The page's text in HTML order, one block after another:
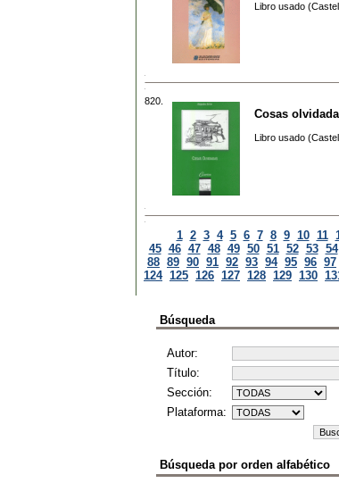
Libro usado
820.
Cosas
Libro usado
1 2 3 4 5 6 7 8 9 10 11
45 46 47 48 49 50 51 52 53 54
88 89 90 91 92 93 94 95 96 97
124 125 126 127 128 129 130
Búsqueda
Autor:
Título:
Sección:
Plataforma:
Búsqueda por orden alfabético